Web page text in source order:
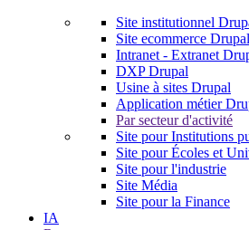
Site institutionnel
Site ecommerce Drupal
Intranet - Extranet
DXP Drupal
Usine à sites Drupal
Application métier
Par secteur d'activité
Site pour Institutions
Site pour Écoles et
Site pour l'industrie
Site Média
Site pour la Finance
IA